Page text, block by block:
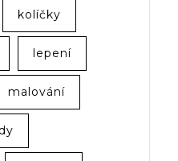
kolíčky
lepení
malování